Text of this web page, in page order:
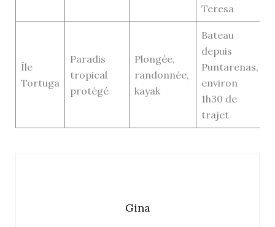
Teresa
Île
Tortuga
Paradis
tropical
protégé
Plongée,
randonnée,
kayak
Bateau
depuis
Puntarenas,
environ
1h30 de
trajet
Gina